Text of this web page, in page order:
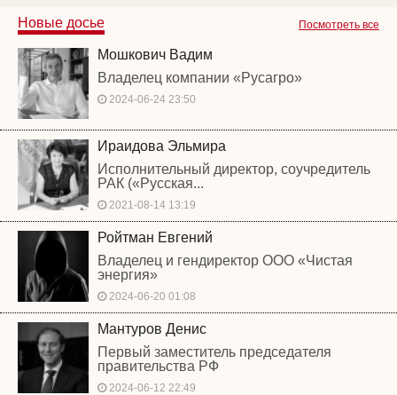
Посмотреть все
Новые досье
Мошкович Вадим
Владелец компании «Русагро»
2024-06-24 23:50
Ираидова Эльмира
Исполнительный директор, соучредитель
РАК («Русская...
2021-08-14 13:19
Ройтман Евгений
Владелец и гендиректор ООО «Чистая
энергия»
2024-06-20 01:08
Мантуров Денис
Первый заместитель председателя
правительства РФ
2024-06-12 22:49